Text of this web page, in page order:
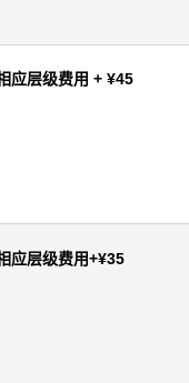
应层级费用 + ¥45
应层级费用+¥35